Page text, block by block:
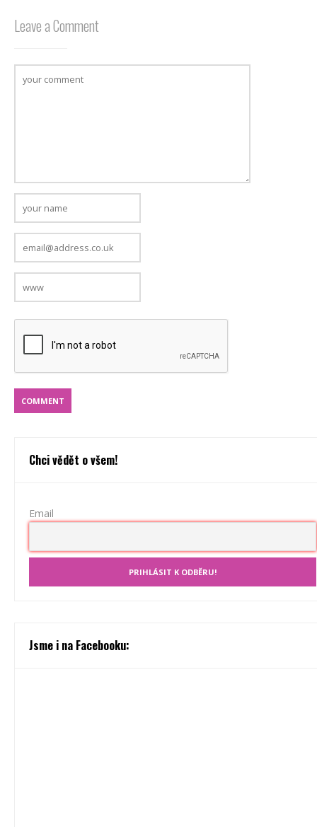
Leave a Comment
Chci vědět o všem!
Email
Jsme i na Facebooku: